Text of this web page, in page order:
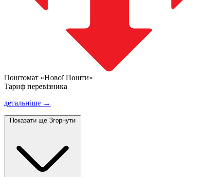
Поштомат «Нової Пошти»
Тариф перевізника
детальніше →
Показати ще Згорнути